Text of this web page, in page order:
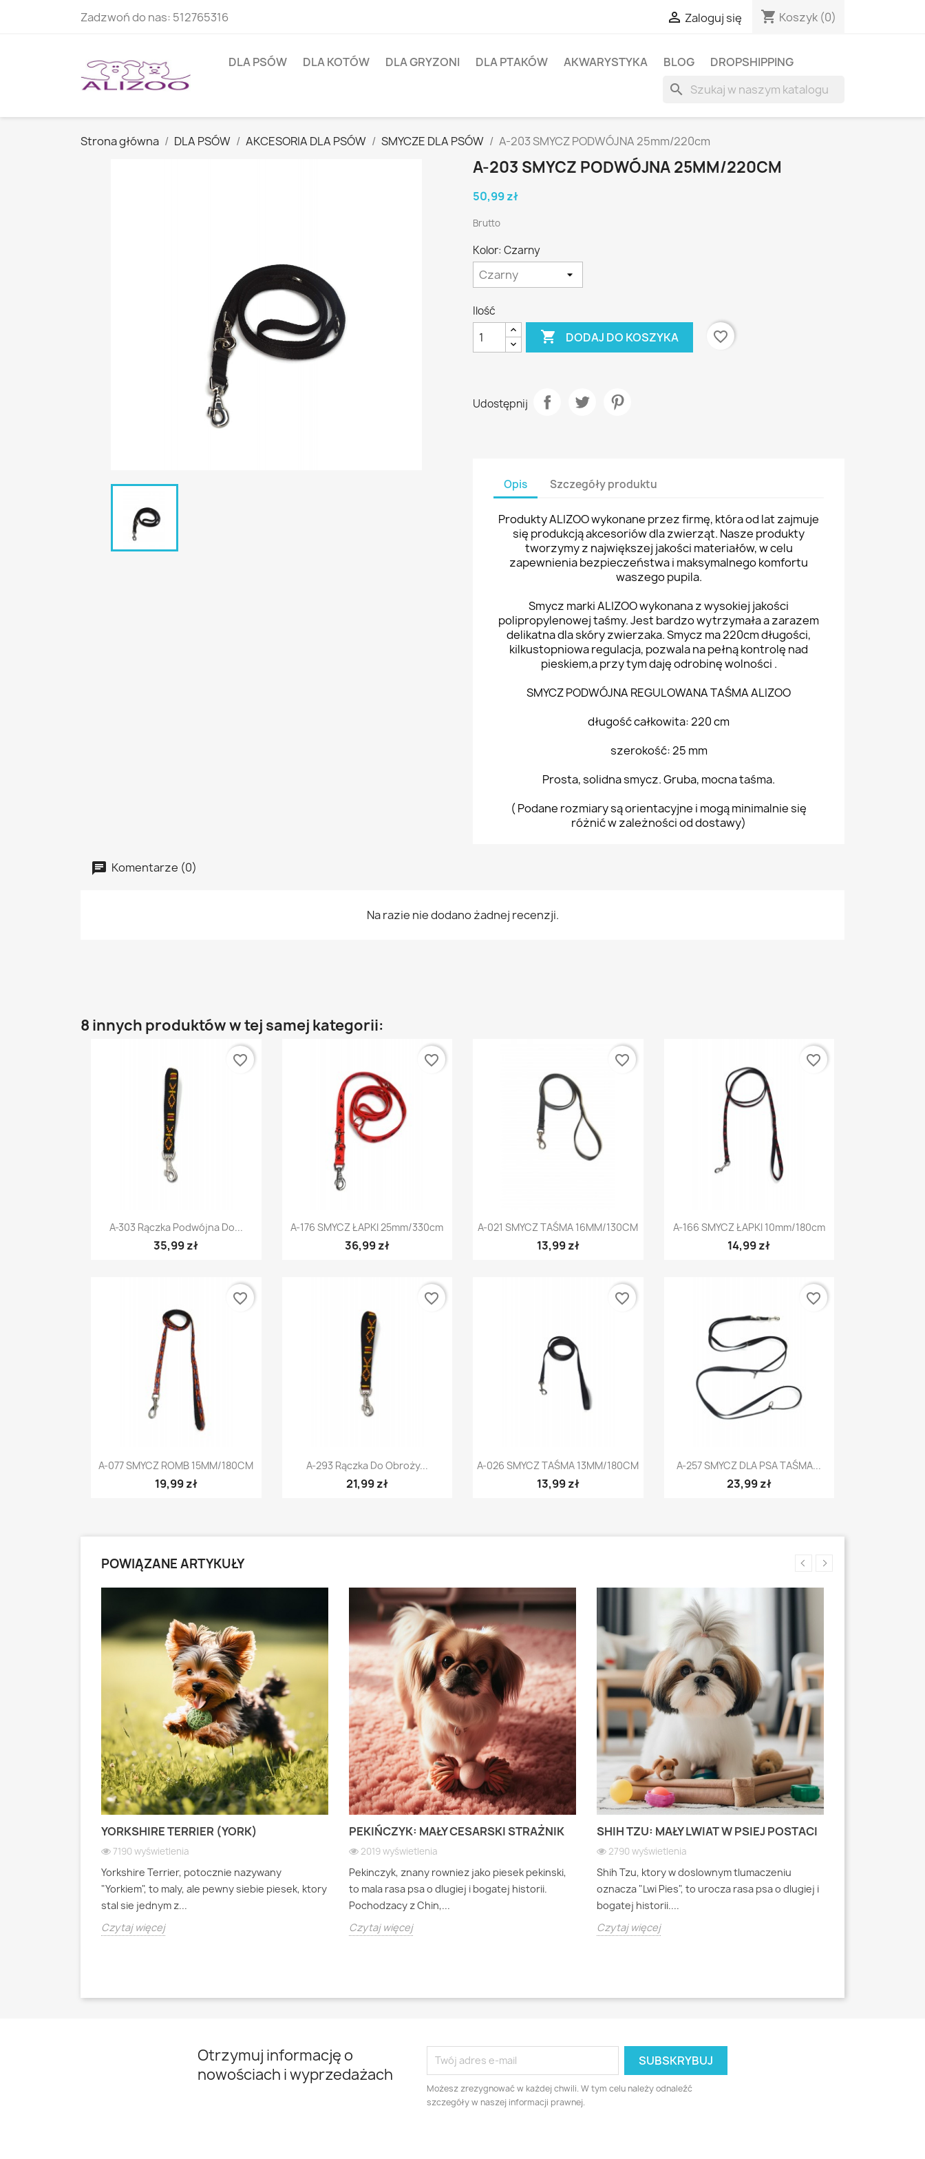
Zadzwoń do nas: 512765316  Zaloguj się shopping_cart Koszyk (0)
DLA PSÓW DLA KOTÓW DLA GRYZONI DLA PTAKÓW AKWARYSTYKA BLOG DROPSHIPPING
search
Strona główna DLA PSÓW AKCESORIA DLA PSÓW SMYCZE DLA PSÓW A-203 SMYCZ PODWÓJNA 25mm/220cm
A-203 SMYCZ PODWÓJNA 25MM/220CM
50,99 zł
Brutto
Kolor: Czarny
Ilość
 DODAJ DO KOSZYKA favorite_border
Udostępnij
Opis Szczegóły produktu
Produkty ALIZOO wykonane przez firmę, która od lat zajmuje
się produkcją akcesoriów dla zwierząt. Nasze produkty
tworzymy z największej jakości materiałów, w celu
zapewnienia bezpieczeństwa i maksymalnego komfortu
waszego pupila.
Smycz marki ALIZOO wykonana z wysokiej jakości
polipropylenowej taśmy. Jest bardzo wytrzymała a zarazem
delikatna dla skóry zwierzaka. Smycz ma 220cm długości,
kilkustopniowa regulacja, pozwala na pełną kontrolę nad
pieskiem,a przy tym daję odrobinę wolności .
SMYCZ PODWÓJNA REGULOWANA TAŚMA ALIZOO
długość całkowita: 220 cm
szerokość: 25 mm
Prosta, solidna smycz. Gruba, mocna taśma.
( Podane rozmiary są orientacyjne i mogą minimalnie się
różnić w zależności od dostawy)
Komentarze (0)
Na razie nie dodano żadnej recenzji.
8 innych produktów w tej samej kategorii:
Szybki podgląd
A-303 Rączka Podwójna Do...
35,99 zł
favorite_border
Szybki podgląd
A-176 SMYCZ ŁAPKI 25mm/330cm
36,99 zł
favorite_border
Szybki podgląd
A-021 SMYCZ TAŚMA 16MM/130CM
13,99 zł
favorite_border
Szybki podgląd
A-166 SMYCZ ŁAPKI 10mm/180cm
14,99 zł
favorite_border
Szybki podgląd
A-077 SMYCZ ROMB 15MM/180CM
19,99 zł
favorite_border
 Szybki podgląd
A-293 Rączka Do Obroży...
21,99 zł
favorite_border
Szybki podgląd
A-026 SMYCZ TAŚMA 13MM/180CM
13,99 zł
favorite_border
Szybki podgląd
A-257 SMYCZ DLA PSA TAŚMA...
23,99 zł
favorite_border
POWIĄZANE ARTYKUŁY
YORKSHIRE TERRIER (YORK)
7190 wyświetlenia
Yorkshire Terrier, potocznie nazywany
"Yorkiem", to maly, ale pewny siebie piesek, ktory
stal sie jednym z...
Czytaj więcej
PEKIŃCZYK: MAŁY CESARSKI STRAŻNIK
2019 wyświetlenia
Pekinczyk, znany rowniez jako piesek pekinski,
to mala rasa psa o dlugiej i bogatej historii.
Pochodzacy z Chin,...
Czytaj więcej
SHIH TZU: MAŁY LWIAT W PSIEJ POSTACI
2790 wyświetlenia
Shih Tzu, ktory w doslownym tlumaczeniu
oznacza "Lwi Pies", to urocza rasa psa o dlugiej i
bogatej historii....
Czytaj więcej
Otrzymuj informację o
nowościach i wyprzedażach
Możesz zrezygnować w każdej chwili. W tym celu należy odnaleźć
szczegóły w naszej informacji prawnej.